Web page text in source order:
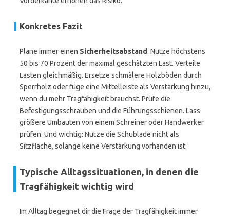
Konkretes Fazit
Plane immer einen Sicherheitsabstand. Nutze höchstens
50 bis 70 Prozent der maximal geschätzten Last. Verteile
Lasten gleichmäßig. Ersetze schmälere Holzböden durch
Sperrholz oder füge eine Mittelleiste als Verstärkung hinzu,
wenn du mehr Tragfähigkeit brauchst. Prüfe die
Befestigungsschrauben und die Führungsschienen. Lass
größere Umbauten von einem Schreiner oder Handwerker
prüfen. Und wichtig: Nutze die Schublade nicht als
Sitzfläche, solange keine Verstärkung vorhanden ist.
Typische Alltagssituationen, in denen die
Tragfähigkeit wichtig wird
Im Alltag begegnet dir die Frage der Tragfähigkeit immer